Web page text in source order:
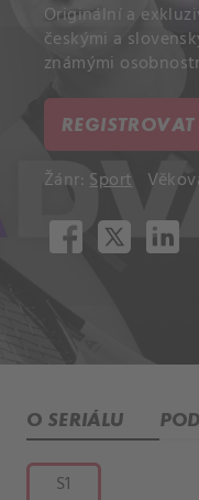
Originální a
českými a
známými
REGISTROVAT
Žánr: Sport
O SERIÁLU
S1